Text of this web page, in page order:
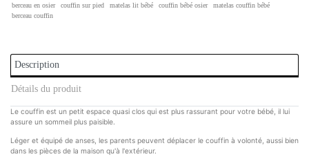
berceau en osier
couffin sur pied matelas lit bébé couffin bébé osier
matelas couffin bébé
berceau couffin
Description
Détails du produit
Le couffin est un petit espace quasi clos qui est plus rassurant pour votre bébé, il lui
assure un sommeil plus paisible.
Léger et équipé de anses, les parents peuvent déplacer le couffin à volonté, aussi bien
dans les pièces de la maison qu'à l'extérieur.